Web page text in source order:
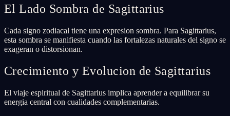
El Lado Sombra de Sagittarius
Cada signo zodiacal tiene una expresion sombra. Para Sagittarius,
esta sombra se manifiesta cuando las fortalezas naturales del signo se
exageran o distorsionan.
Crecimiento y Evolucion de Sagittarius
El viaje espiritual de Sagittarius implica aprender a equilibrar su
energia central con cualidades complementarias.